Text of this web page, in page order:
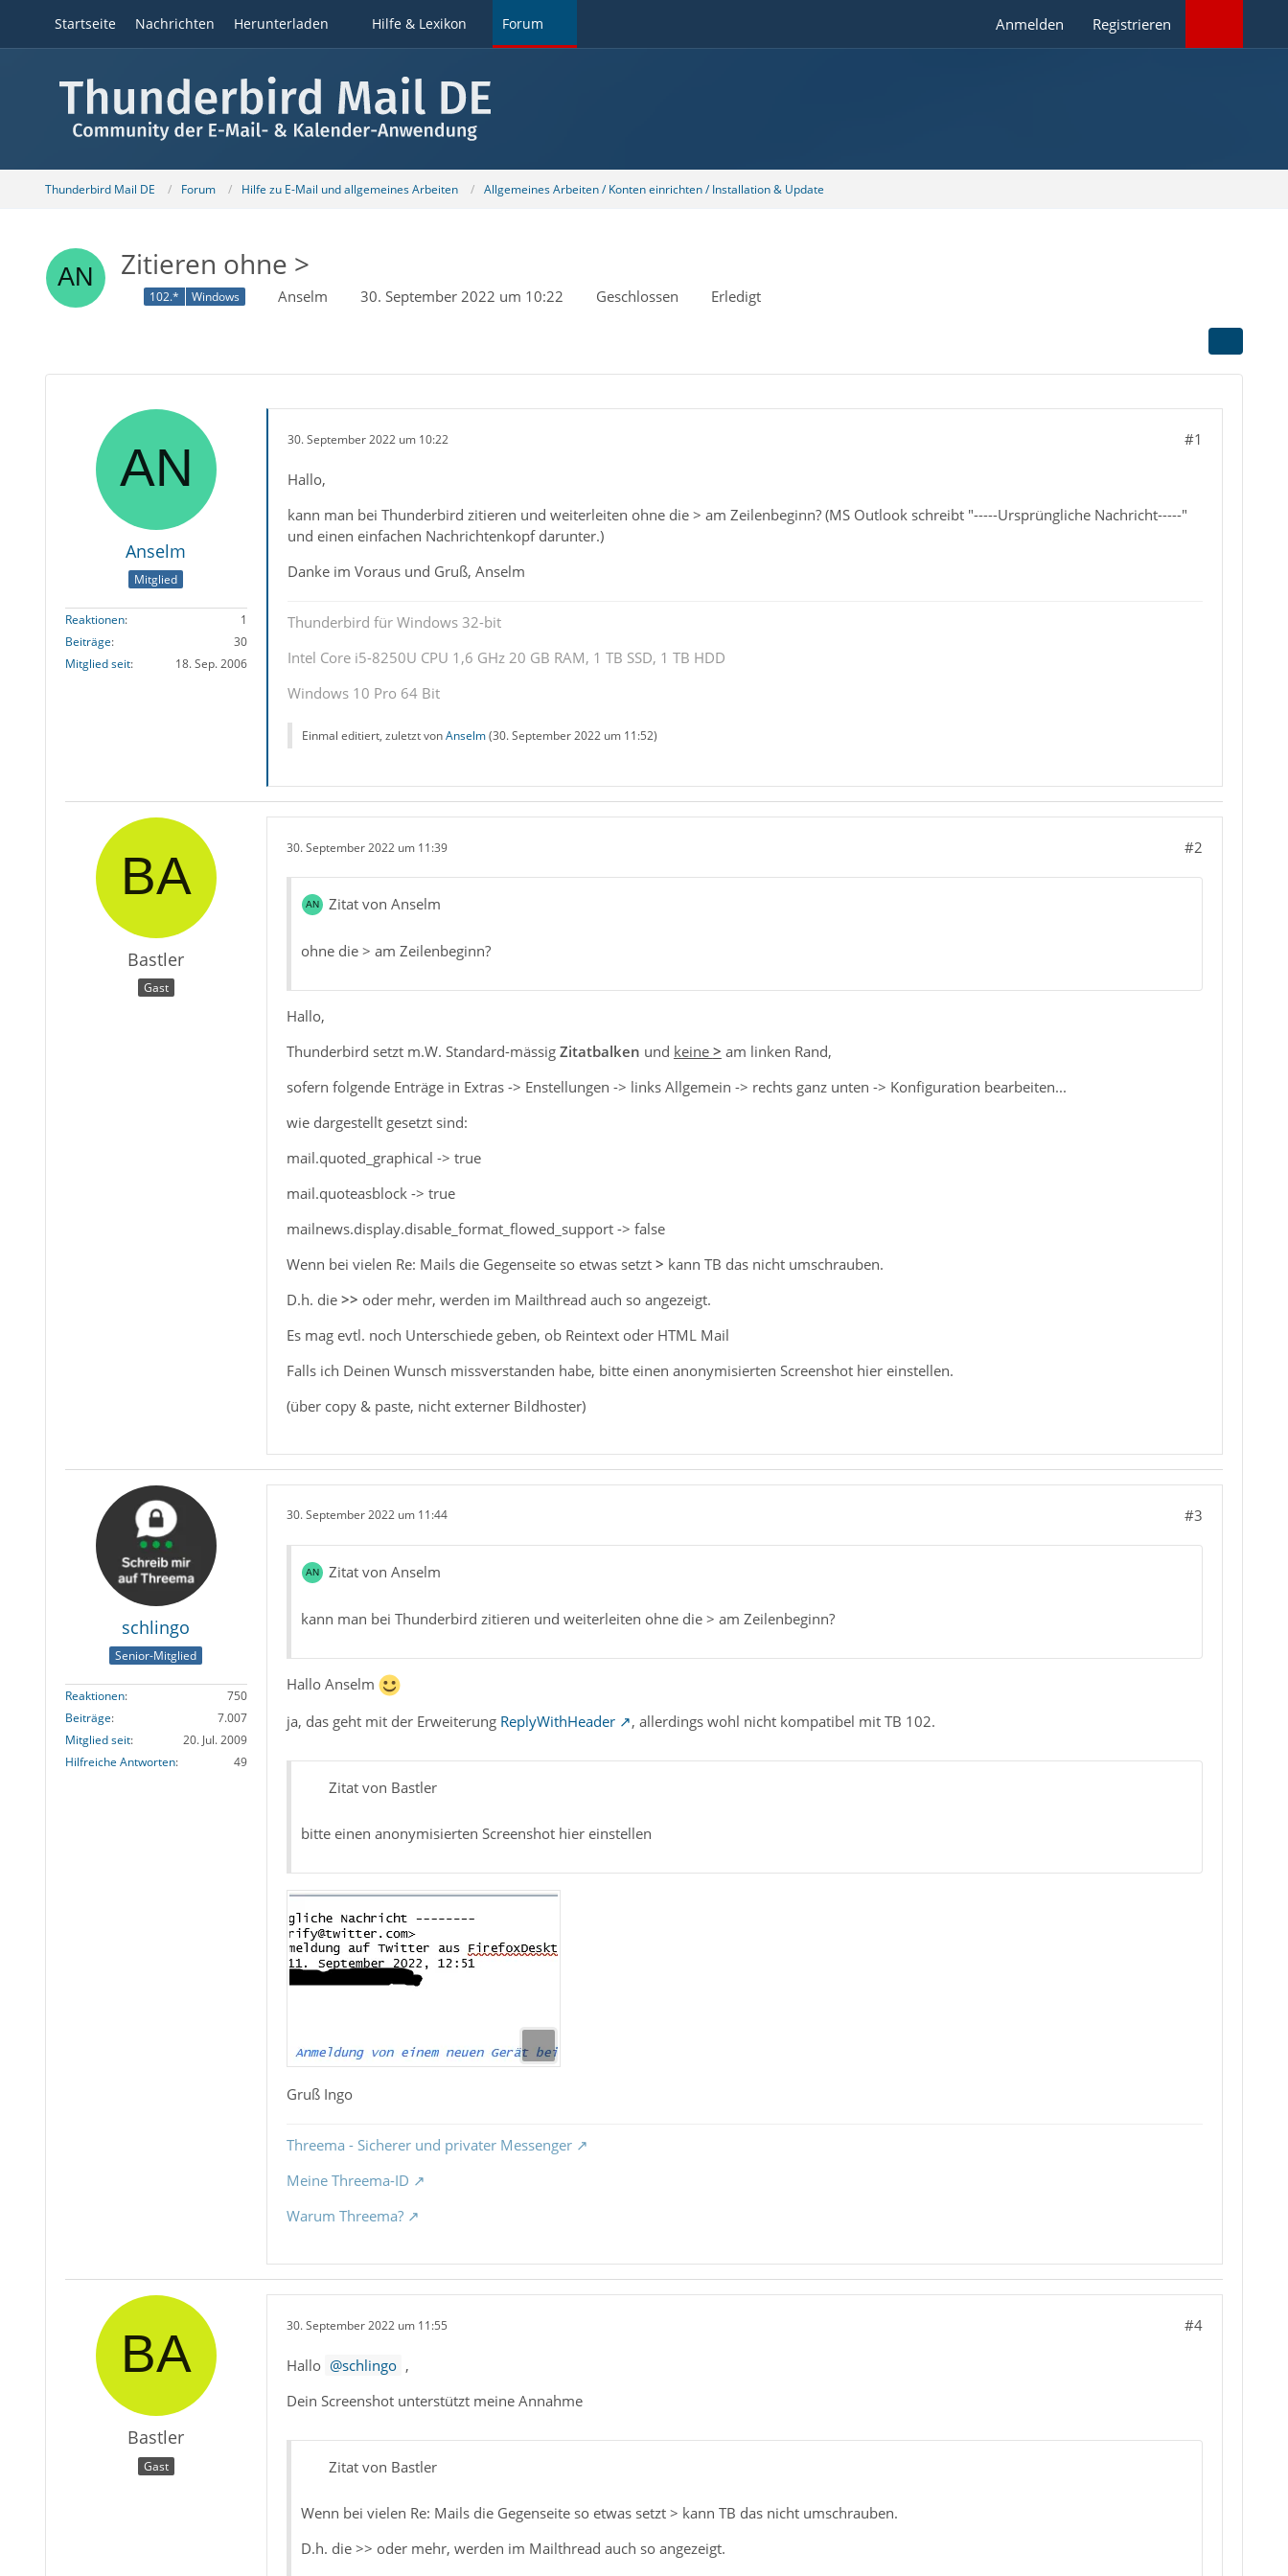
Startseite Nachrichten Herunterladen Hilfe & Lexikon Forum Anmelden Registrieren
Thunderbird Mail DE Forum Hilfe zu E-Mail und allgemeines Arbeiten Allgemeines Arbeiten / Konten einrichten / Installation & Update
Zitieren ohne >
102.* Windows Anselm 30. September 2022 um 10:22 Geschlossen Erledigt
Anselm
Mitglied
Reaktionen
1
Beiträge
30
Mitglied seit
18. Sep. 2006
30. September 2022 um 10:22 #1
Hallo,
kann man bei Thunderbird zitieren und weiterleiten ohne die > am Zeilenbeginn? (MS Outlook schreibt "-----Ursprüngliche Nachricht-----"
und einen einfachen Nachrichtenkopf darunter.)
Danke im Voraus und Gruß, Anselm
Thunderbird für Windows 32-bit
Intel Core i5-8250U CPU 1,6 GHz 20 GB RAM, 1 TB SSD, 1 TB HDD
Windows 10 Pro 64 Bit
Einmal editiert, zuletzt vonAnselm(30. September 2022 um 11:52)
Bastler
Gast
30. September 2022 um 11:39 #2
Zitat von Anselm
ohne die > am Zeilenbeginn?
Hallo,
Thunderbird setzt m.W. Standard-mässig Zitatbalken und keine > am linken Rand,
sofern folgende Enträge in Extras -> Enstellungen -> links Allgemein -> rechts ganz unten -> Konfiguration bearbeiten...
wie dargestellt gesetzt sind:
mail.quoted_graphical -> true
mail.quoteasblock -> true
mailnews.display.disable_format_flowed_support -> false
Wenn bei vielen Re: Mails die Gegenseite so etwas setzt > kann TB das nicht umschrauben.
D.h. die >> oder mehr, werden im Mailthread auch so angezeigt.
Es mag evtl. noch Unterschiede geben, ob Reintext oder HTML Mail
Falls ich Deinen Wunsch missverstanden habe, bitte einen anonymisierten Screenshot hier einstellen.
(über copy & paste, nicht externer Bildhoster)
schlingo
Senior-Mitglied
Reaktionen
750
Beiträge
7.007
Mitglied seit
20. Jul. 2009
Hilfreiche Antworten
49
30. September 2022 um 11:44 #3
Zitat von Anselm
kann man bei Thunderbird zitieren und weiterleiten ohne die > am Zeilenbeginn?
Hallo Anselm
ja, das geht mit der Erweiterung ReplyWithHeader , allerdings wohl nicht kompatibel mit TB 102.
Zitat von Bastler
bitte einen anonymisierten Screenshot hier einstellen
Gruß Ingo
Threema - Sicherer und privater Messenger
Meine Threema-ID
Warum Threema?
Bastler
Gast
30. September 2022 um 11:55 #4
Hallo schlingo ,
Dein Screenshot unterstützt meine Annahme
Zitat von Bastler
Wenn bei vielen Re: Mails die Gegenseite so etwas setzt > kann TB das nicht umschrauben.
D.h. die >> oder mehr, werden im Mailthread auch so angezeigt.